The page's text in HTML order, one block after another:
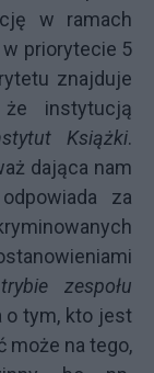
w ramach
priorytecie 5
znajduje
instytucją
Książki.
dająca nam
za
zespołu
o tym, kto jest
może na tego,